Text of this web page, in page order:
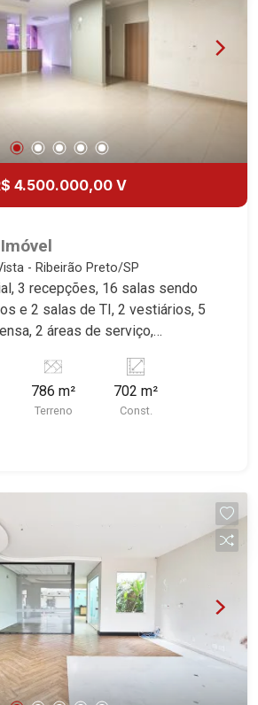
Preto.
4.500.000,00 V
- Ribeirão Preto/SP
3 recepções, 16 salas sendo
e 2 salas de TI, 2 vestiários, 5
2 áreas de serviço,
786 m²
Terreno
702 m²
Const.